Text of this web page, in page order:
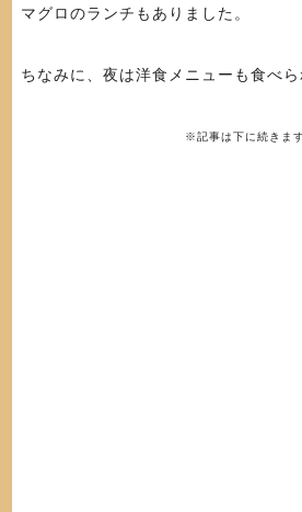
マグロのランチもありました。
ちなみに、夜は洋食メニューも食べら
※記事は下に続きま